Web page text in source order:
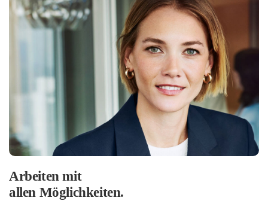
Arbeiten mit
allen Möglichkeiten.